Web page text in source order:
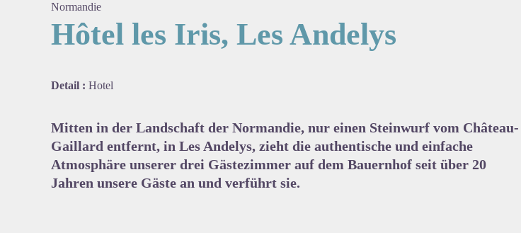
Normandie
Hôtel les Iris, Les Andelys
Detail : Hotel
Mitten in der Landschaft der Normandie, nur einen Steinwurf vom Château-
Gaillard entfernt, in Les Andelys, zieht die authentische und einfache
Atmosphäre unserer drei Gästezimmer auf dem Bauernhof seit über 20
Jahren unsere Gäste an und verführt sie.